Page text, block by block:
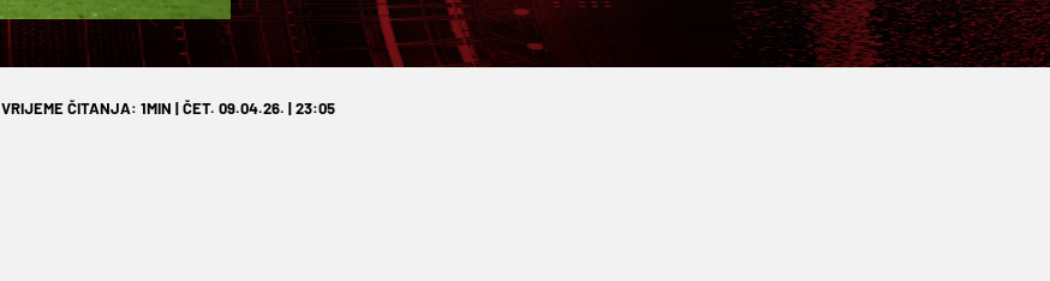
VRIJEME ČITANJA: 1MIN | ČET. 09.04.26. | 23:05